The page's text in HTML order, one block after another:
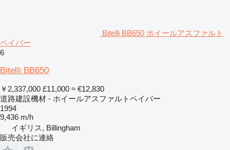
Bitelli BB650 ホイールアスファルト
ペイバー
6
Bitelli BB650
￥2,337,000 £11,000 ≈ €12,830
道路建設機材 - ホイールアスファルトペイバー
1994
9,436 m/h
イギリス, Billingham
販売会社に連絡